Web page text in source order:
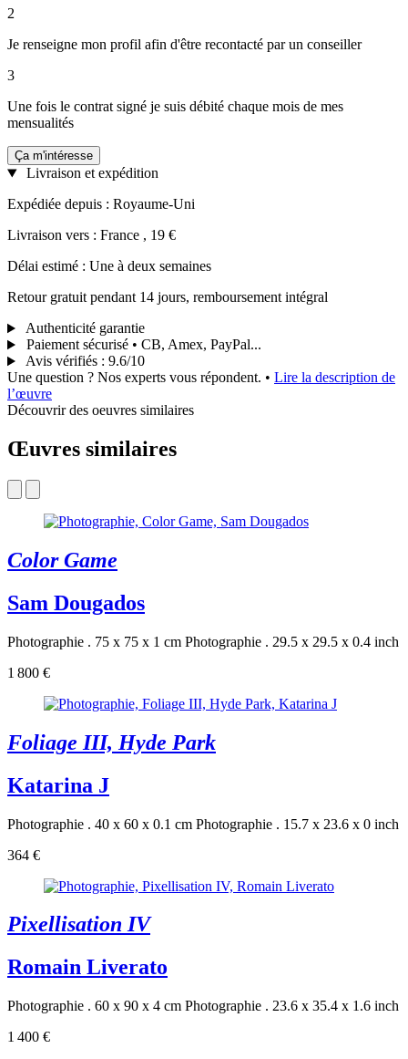
2
Je renseigne mon profil afin d'être recontacté par un conseiller
3
Une fois le contrat signé je suis débité chaque mois de mes
mensualités
Ça m'intéresse
Livraison et expédition
Expédiée depuis : Royaume-Uni
Livraison vers : France , 19 €
Délai estimé : Une à deux semaines
Retour gratuit pendant 14 jours, remboursement intégral
Authenticité garantie
Paiement sécurisé • CB, Amex, PayPal...
Avis vérifiés : 9.6/10
Une question ? Nos experts vous répondent. • Lire la description de
l’œuvre
Découvrir des oeuvres similaires
Œuvres similaires
Color Game
Sam Dougados
Photographie . 75 x 75 x 1 cm Photographie . 29.5 x 29.5 x 0.4 inch
1 800 €
Foliage III, Hyde Park
Katarina J
Photographie . 40 x 60 x 0.1 cm Photographie . 15.7 x 23.6 x 0 inch
364 €
Pixellisation IV
Romain Liverato
Photographie . 60 x 90 x 4 cm Photographie . 23.6 x 35.4 x 1.6 inch
1 400 €